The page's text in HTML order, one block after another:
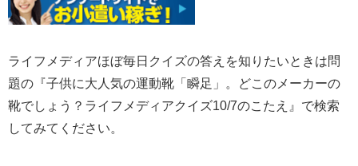
ライフメディアほぼ毎日クイズの答えを知りたいときは問
題の『子供に大人気の運動靴「瞬足」。どこのメーカーの
靴でしょう？ライフメディアクイズ10/7のこたえ』で検索
してみてください。